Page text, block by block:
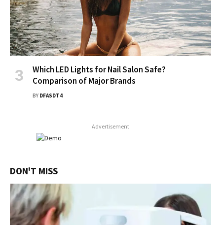
Which LED Lights for Nail Salon Safe?
Comparison of Major Brands
BY DFASDT4
Advertisement
DON'T MISS